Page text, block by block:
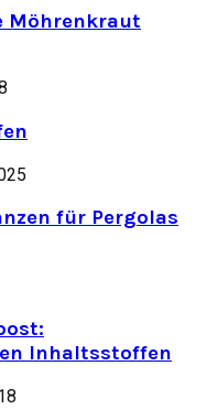
Möhrenkraut
für Pergolas
Inhaltsstoffen